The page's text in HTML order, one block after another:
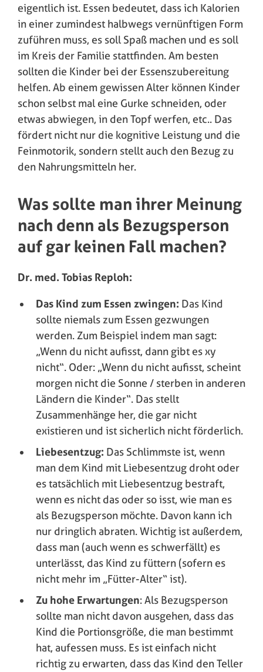
eigentlich ist. Essen bedeutet, dass ich Kalorien
in einer zumindest halbwegs vernünftigen Form
zuführen muss, es soll Spaß machen und es soll
im Kreis der Familie stattfinden. Am besten
sollten die Kinder bei der Essenszubereitung
helfen. Ab einem gewissen Alter können Kinder
schon selbst mal eine Gurke schneiden, oder
etwas abwiegen, in den Topf werfen, etc.. Das
fördert nicht nur die kognitive Leistung und die
Feinmotorik, sondern stellt auch den Bezug zu
den Nahrungsmitteln her.
Was sollte man ihrer Meinung
nach denn als Bezugsperson
auf gar keinen Fall machen?
Dr. med. Tobias Reploh:
Das Kind zum Essen zwingen: Das Kind
sollte niemals zum Essen gezwungen
werden. Zum Beispiel indem man sagt:
„Wenn du nicht aufisst, dann gibt es xy
nicht“. Oder: „Wenn du nicht aufisst, scheint
morgen nicht die Sonne / sterben in anderen
Ländern die Kinder“. Das stellt
Zusammenhänge her, die gar nicht
existieren und ist sicherlich nicht förderlich.
Liebesentzug: Das Schlimmste ist, wenn
man dem Kind mit Liebesentzug droht oder
es tatsächlich mit Liebesentzug bestraft,
wenn es nicht das oder so isst, wie man es
als Bezugsperson möchte. Davon kann ich
nur dringlich abraten. Wichtig ist außerdem,
dass man (auch wenn es schwerfällt) es
unterlässt, das Kind zu füttern (sofern es
nicht mehr im „Fütter-Alter“ ist).
Zu hohe Erwartungen: Als Bezugsperson
sollte man nicht davon ausgehen, dass das
Kind die Portionsgröße, die man bestimmt
hat, aufessen muss. Es ist einfach nicht
richtig zu erwarten, dass das Kind den Teller